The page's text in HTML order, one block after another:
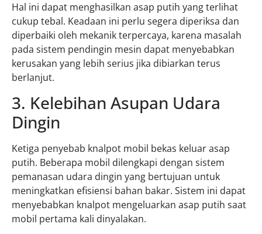
Hal ini dapat menghasilkan asap putih yang terlihat
cukup tebal. Keadaan ini perlu segera diperiksa dan
diperbaiki oleh mekanik terpercaya, karena masalah
pada sistem pendingin mesin dapat menyebabkan
kerusakan yang lebih serius jika dibiarkan terus
berlanjut.
3. Kelebihan Asupan Udara
Dingin
Ketiga penyebab knalpot mobil bekas keluar asap
putih. Beberapa mobil dilengkapi dengan sistem
pemanasan udara dingin yang bertujuan untuk
meningkatkan efisiensi bahan bakar. Sistem ini dapat
menyebabkan knalpot mengeluarkan asap putih saat
mobil pertama kali dinyalakan.